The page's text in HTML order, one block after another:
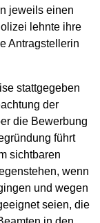
jeweils einen
lehnte ihre
Antragstellerin
stattgegeben
der
die Bewerbung
führt
sichtbaren
wenn
und wegen
seien, die